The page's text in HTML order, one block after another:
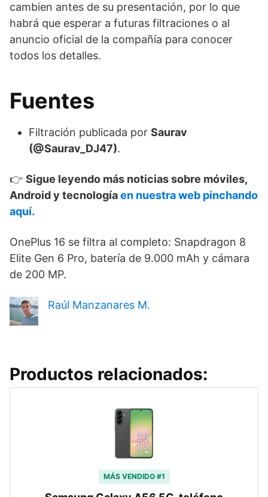
cambien antes de su presentación, por lo que
habrá que esperar a futuras filtraciones o al
anuncio oficial de la compañía para conocer
todos los detalles.
Fuentes
Filtración publicada por Saurav
(@Saurav_DJ47).
👉 Sigue leyendo más noticias sobre móviles,
Android y tecnologíaen nuestra web pinchando
aquí.
OnePlus 16 se filtra al completo: Snapdragon 8
Elite Gen 6 Pro, batería de 9.000 mAh y cámara
de 200 MP.
Raúl Manzanares M.
Productos relacionados:
MÁS VENDIDO #1